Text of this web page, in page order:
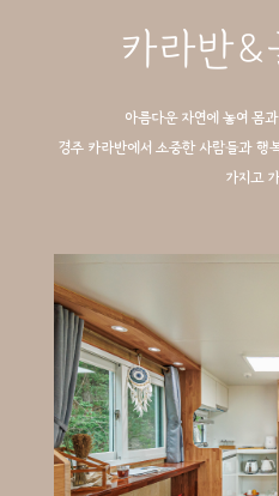
카라반&
아름다운 자연에 놓여 몸
경주 카라반에서 소중한 사람들과 행
가지고